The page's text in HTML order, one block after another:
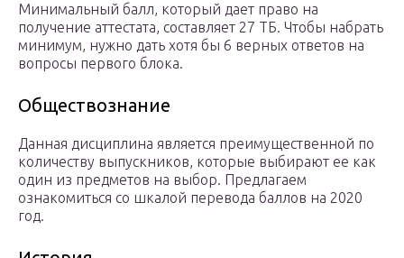
Минимальный балл, который дает право на
получение аттестата, составляет 27 ТБ. Чтобы набрать
минимум, нужно дать хотя бы 6 верных ответов на
вопросы первого блока.
Обществознание
Данная дисциплина является преимущественной по
количеству выпускников, которые выбирают ее как
один из предметов на выбор. Предлагаем
ознакомиться со шкалой перевода баллов на 2020
год.